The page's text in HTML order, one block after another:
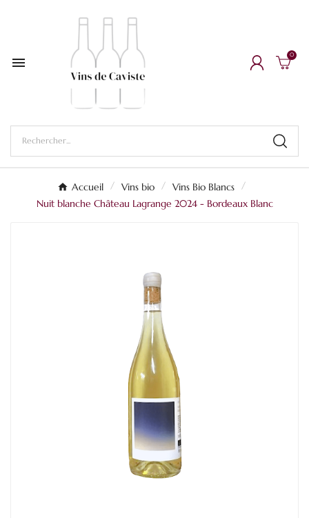
 0
Accueil Vins bio
Vins Bio Blancs
Nuit blanche Château Lagrange 2024 - Bordeaux Blanc